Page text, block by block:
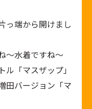
っ端から開けまし
～水着ですね～
「マスザップ」
田バージョン「マ